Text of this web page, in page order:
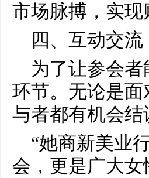
市场脉搏，实现
四、互动交
为了让参会
环节。无论是
与者都有机会
“她商新美业
会，更是广大